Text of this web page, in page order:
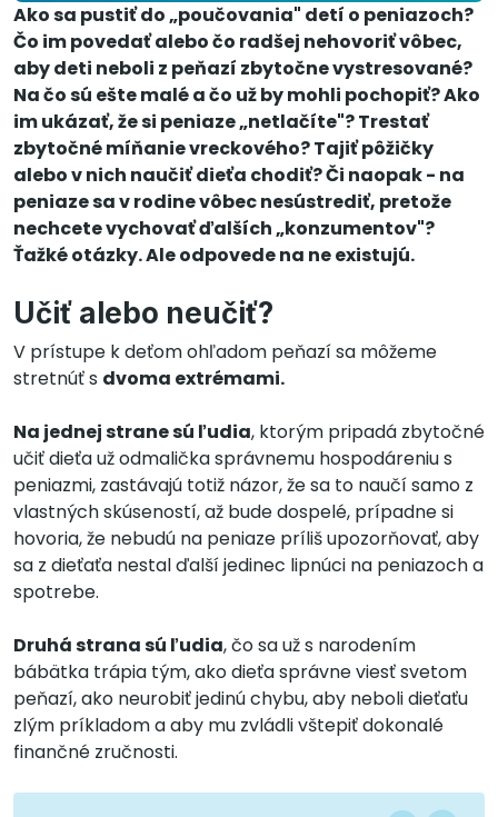
Ako sa pustiť do „poučovania" detí o peniazoch?
Čo im povedať alebo čo radšej nehovoriť vôbec,
aby deti neboli z peňazí zbytočne vystresované?
Na čo sú ešte malé a čo už by mohli pochopiť? Ako
im ukázať, že si peniaze „netlačíte"? Trestať
zbytočné míňanie vreckového? Tajiť pôžičky
alebo v nich naučiť dieťa chodiť? Či naopak - na
peniaze sa v rodine vôbec nesústrediť, pretože
nechcete vychovať ďalších „konzumentov"?
Ťažké otázky. Ale odpovede na ne existujú.
Učiť alebo neučiť?
V prístupe k deťom ohľadom peňazí sa môžeme
stretnúť s dvoma extrémami.
Na jednej strane sú ľudia, ktorým pripadá zbytočné
učiť dieťa už odmalička správnemu hospodáreniu s
peniazmi, zastávajú totiž názor, že sa to naučí samo z
vlastných skúseností, až bude dospelé, prípadne si
hovoria, že nebudú na peniaze príliš upozorňovať, aby
sa z dieťaťa nestal ďalší jedinec lipnúci na peniazoch a
spotrebe.
Druhá strana sú ľudia, čo sa už s narodením
bábätka trápia tým, ako dieťa správne viesť svetom
peňazí, ako neurobiť jedinú chybu, aby neboli dieťaťu
zlým príkladom a aby mu zvládli vštepiť dokonalé
finančné zručnosti.